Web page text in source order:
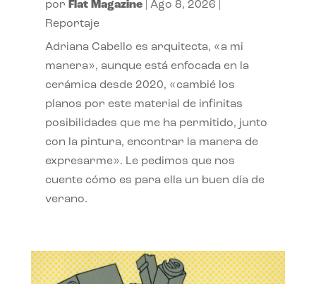
por Flat Magazine| Ago 8, 2026
Reportaje
Adriana Cabello es arquitecta, «a mi
manera», aunque está enfocada en la
cerámica desde 2020, «cambié los
planos por este material de infinitas
posibilidades que me ha permitido, junto
con la pintura, encontrar la manera de
expresarme». Le pedimos que nos
cuente cómo es para ella un buen día de
verano.